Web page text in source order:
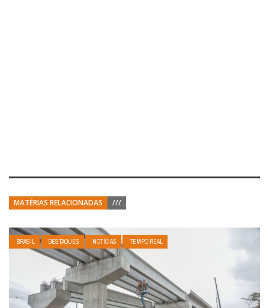
MATÉRIAS RELACIONADAS ///
BRASIL DESTAQUES NOTÍCIAS TEMPO REAL